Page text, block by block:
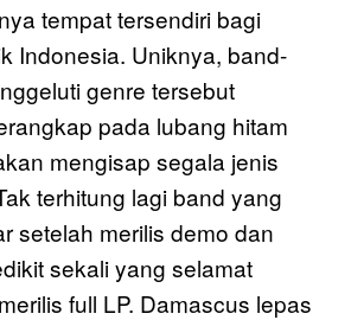
tempat tersendiri bagi
Indonesia. Uniknya, band-
genre tersebut
pada lubang hitam
mengisap segala jenis
terhitung lagi band yang
setelah merilis demo dan
sekali yang selamat
full LP. Damascus lepas